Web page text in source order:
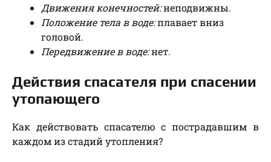
Движения конечностей:неподвижны.
Положение тела в воде:плавает вниз
головой.
Передвижение в воде:нет.
Действия спасателя при спасении
утопающего
Как действовать спасателю с пострадавшим в
каждом из стадий утопления?